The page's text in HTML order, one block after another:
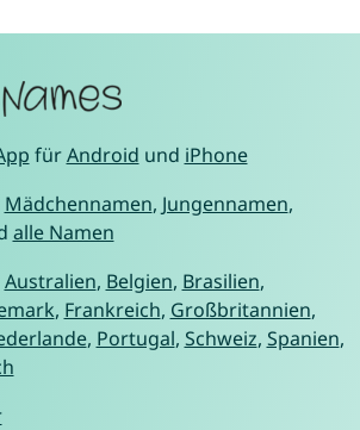
fürAndroid und iPhone
Mädchennamen, Jungennamen,
alle Namen
Australien, Belgien, Brasilien,
, Frankreich, Großbritannien,
, Portugal, Schweiz, Spanien,